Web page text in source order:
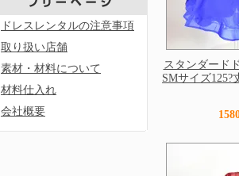
ドレスレンタルの注意事項
取り扱い店舗
素材・材料について
材料仕入れ
会社概要
スタンダー
SMサイズ